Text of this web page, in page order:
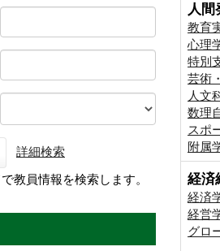
詳細検索
教員情報を検索します。
人
教育
心理
特別
芸術
人文
数理
スポ
附属
経済
経済
経営
グロ